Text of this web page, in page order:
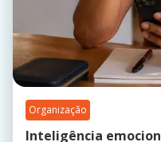
Organização
Inteligência